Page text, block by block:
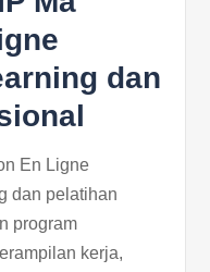
dan
En Ligne
dan pelatihan
program
kerja,